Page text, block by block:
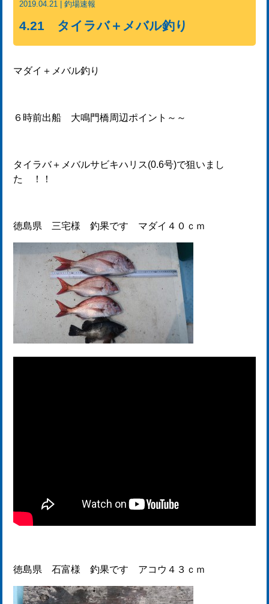
2019.04.21 | 釣場速報
4.21 タイラバ＋メバル釣り
マダイ＋メバル釣り
６時前出船 大鳴門橋周辺ポイント～～
タイラバ＋メバルサビキハリス(0.6号)で狙いまし
た ！！
徳島県 三宅様 釣果です マダイ４０ｃｍ
徳島県 石富様 釣果です アコウ４３ｃｍ